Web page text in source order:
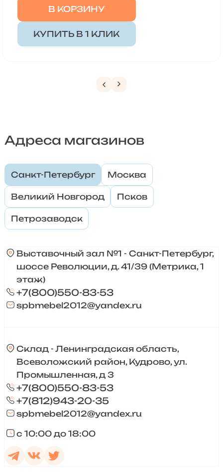
В КОРЗИНУ
КУПИТЬ В 1 КЛИК
Адреса магазинов
Санкт-Петербург Москва
Великий Новгород Псков
Петрозаводск
Выставочный зал №1 - Санкт-Петербург,
шоссе Революции, д. 41/39 (Метрика, 1
этаж)
+7(800)550-83-53
spbmebel2012@yandex.ru
Склад - Ленинградская область,
Всеволожский район, Кудрово, ул.
Промышленная, д 3
+7(800)550-83-53
+7(812)943-20-35
spbmebel2012@yandex.ru
с 10:00 до 18:00